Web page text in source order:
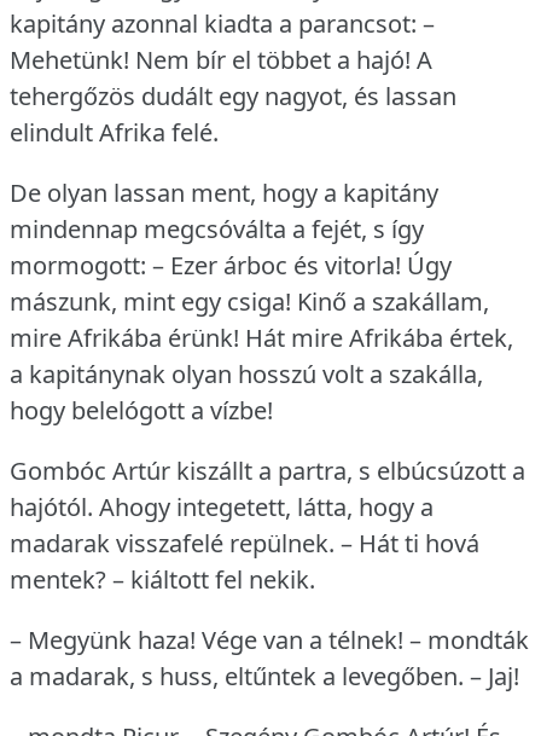
kapitány azonnal kiadta a parancsot: –
Mehetünk! Nem bír el többet a hajó! A
tehergőzös dudált egy nagyot, és lassan
elindult Afrika felé.
De olyan lassan ment, hogy a kapitány
mindennap megcsóválta a fejét, s így
mormogott: – Ezer árboc és vitorla! Úgy
mászunk, mint egy csiga! Kinő a szakállam,
mire Afrikába érünk! Hát mire Afrikába értek,
a kapitánynak olyan hosszú volt a szakálla,
hogy belelógott a vízbe!
Gombóc Artúr kiszállt a partra, s elbúcsúzott a
hajótól. Ahogy integetett, látta, hogy a
madarak visszafelé repülnek. – Hát ti hová
mentek?– kiáltott fel nekik.
– Megyünk haza! Vége van a télnek! – mondták
a madarak, s huss, eltűntek a levegőben. – Jaj!